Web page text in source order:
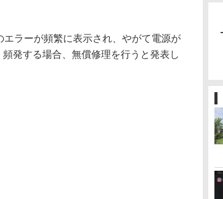
ラーが頻繁に表示され、やがて電源が
発する場合、無償修理を行うと発表し